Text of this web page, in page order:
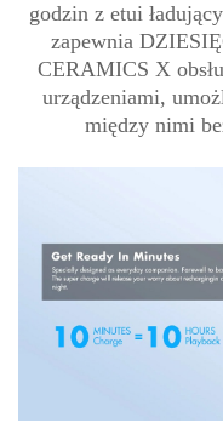
godzin z etui
zapewnia
CERAMICS X
urządzeniami,
między nimi